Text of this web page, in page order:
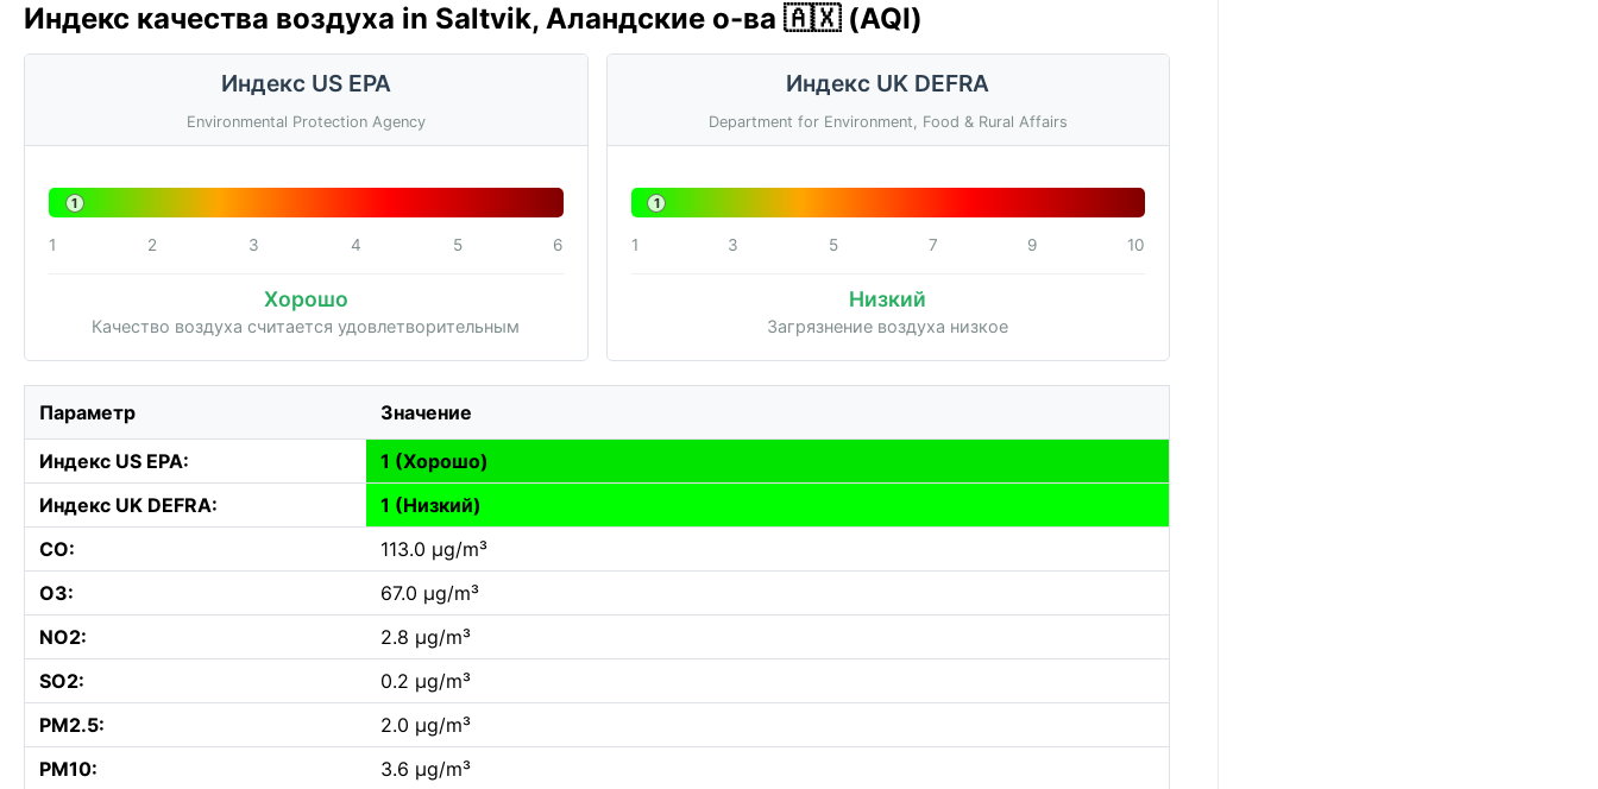
Индекс качества воздуха in Saltvik, Аландские о-ва 🇦🇽 (AQI)
Индекс US EPA
Environmental Protection Agency
1
1 2 3 4 5 6
Хорошо
Качество воздуха считается удовлетворительным
Индекс UK DEFRA
Department for Environment, Food & Rural Affairs
1
1 3 5 7 9 10
Низкий
Загрязнение воздуха низкое
Параметр Значение
Индекс US EPA:
1 (Хорошо)
Индекс UK DEFRA:
1 (Низкий)
CO:
113.0 µg/m³
O3:
67.0 µg/m³
NO2:
2.8 µg/m³
SO2:
0.2 µg/m³
PM2.5:
2.0 µg/m³
PM10:
3.6 µg/m³